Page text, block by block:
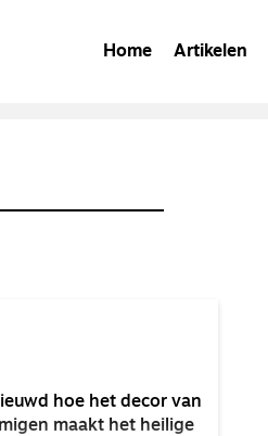
Home Artikelen
hoe het decor van
maakt het heilige